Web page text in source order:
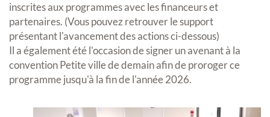
inscrites aux programmes avec les financeurs et
partenaires. (Vous pouvez retrouver le support
présentant l'avancement des actions ci-dessous)
Il a également été l'occasion de signer un avenant à la
convention Petite ville de demain afin de proroger ce
programme jusqu'à la fin de l'année 2026.